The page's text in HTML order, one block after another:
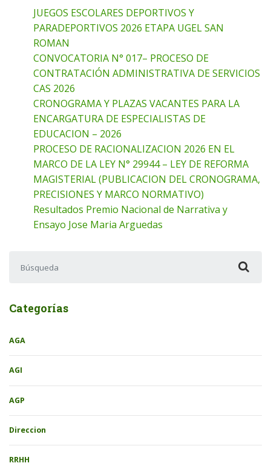
JUEGOS ESCOLARES DEPORTIVOS Y
PARADEPORTIVOS 2026 ETAPA UGEL SAN
ROMAN
CONVOCATORIA N° 017– PROCESO DE
CONTRATACIÓN ADMINISTRATIVA DE SERVICIOS
CAS 2026
CRONOGRAMA Y PLAZAS VACANTES PARA LA
ENCARGATURA DE ESPECIALISTAS DE
EDUCACION – 2026
PROCESO DE RACIONALIZACION 2026 EN EL
MARCO DE LA LEY N° 29944 – LEY DE REFORMA
MAGISTERIAL (PUBLICACION DEL CRONOGRAMA,
PRECISIONES Y MARCO NORMATIVO)
Resultados Premio Nacional de Narrativa y
Ensayo Jose Maria Arguedas
Categorías
AGA
AGI
AGP
Direccion
RRHH